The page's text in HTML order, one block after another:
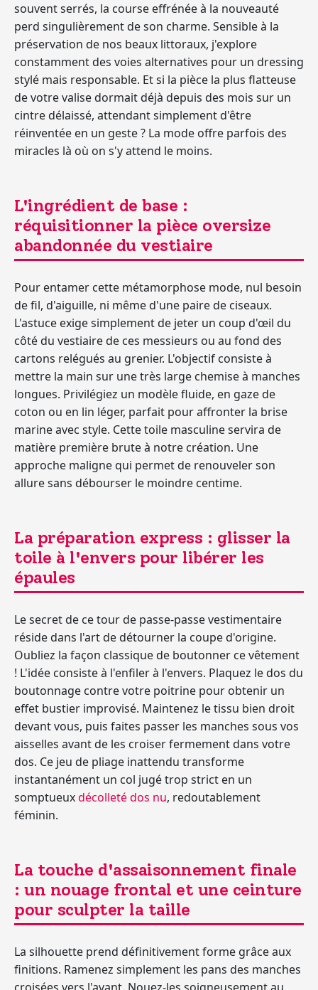
souvent serrés, la course effrénée à la nouveauté
perd singulièrement de son charme. Sensible à la
préservation de nos beaux littoraux, j'explore
constamment des voies alternatives pour un dressing
stylé mais responsable. Et si la pièce la plus flatteuse
de votre valise dormait déjà depuis des mois sur un
cintre délaissé, attendant simplement d'être
réinventée en un geste ? La mode offre parfois des
miracles là où on s'y attend le moins.
L'ingrédient de base :
réquisitionner la pièce oversize
abandonnée du vestiaire
Pour entamer cette métamorphose mode, nul besoin
de fil, d'aiguille, ni même d'une paire de ciseaux.
L'astuce exige simplement de jeter un coup d'œil du
côté du vestiaire de ces messieurs ou au fond des
cartons relégués au grenier. L'objectif consiste à
mettre la main sur une très large chemise à manches
longues. Privilégiez un modèle fluide, en gaze de
coton ou en lin léger, parfait pour affronter la brise
marine avec style. Cette toile masculine servira de
matière première brute à notre création. Une
approche maligne qui permet de renouveler son
allure sans débourser le moindre centime.
La préparation express : glisser la
toile à l'envers pour libérer les
épaules
Le secret de ce tour de passe-passe vestimentaire
réside dans l'art de détourner la coupe d'origine.
Oubliez la façon classique de boutonner ce vêtement
! L'idée consiste à l'enfiler à l'envers. Plaquez le dos du
boutonnage contre votre poitrine pour obtenir un
effet bustier improvisé. Maintenez le tissu bien droit
devant vous, puis faites passer les manches sous vos
aisselles avant de les croiser fermement dans votre
dos. Ce jeu de pliage inattendu transforme
instantanément un col jugé trop strict en un
somptueuxdécolleté dos nu, redoutablement
féminin.
La touche d'assaisonnement finale
: un nouage frontal et une ceinture
pour sculpter la taille
La silhouette prend définitivement forme grâce aux
finitions. Ramenez simplement les pans des manches